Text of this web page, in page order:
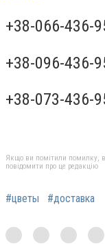
+38-066-436-
+38-096-436-
+38-073-436-
Якщо ви помітили помилку,
повідомити про це редакцію
#цветы #доставка